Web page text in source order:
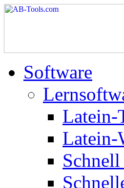
Software
Latein-
Latein-